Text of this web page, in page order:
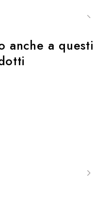
anche a questi